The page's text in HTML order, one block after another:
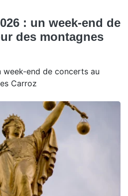
: un week-end de
des montagnes
week-end de concerts au
Carroz